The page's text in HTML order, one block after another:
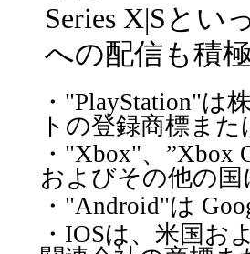
Series X|Sとい
への配信も積
・"PlayStation"
トの登録商標また
・"Xbox"、”Xbox
およびその他の
・"Android"は
・IOSは、米国お